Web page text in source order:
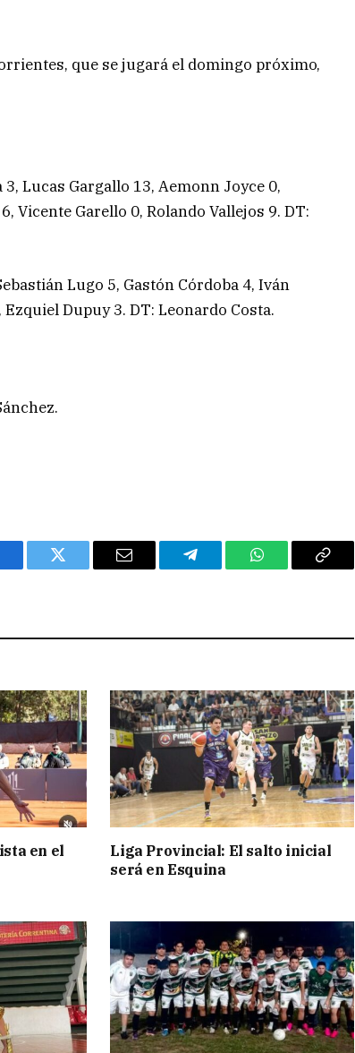
que se jugará el domingo próximo,
Lucas Gargallo 13, Aemonn Joyce 0,
Vicente Garello 0, Rolando Vallejos 9. DT:
Lugo 5, Gastón Córdoba 4, Iván
Dupuy 3. DT: Leonardo Costa.
Twitter Email Telegram WhatsAppCopy
en el
Liga Provincial: El salto inicial
será en Esquina